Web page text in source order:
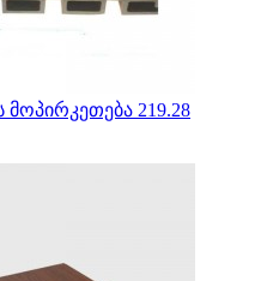
მოპირკეთება 219.28